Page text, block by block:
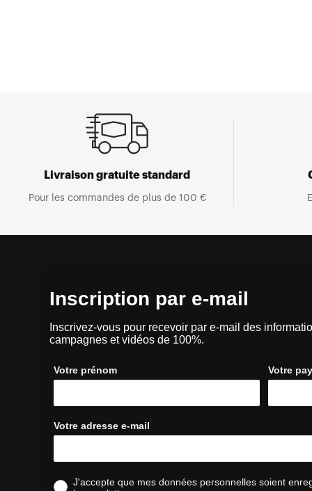
Livraison gratuite standard
Pour les commandes de plus de 100 €
Inscription par e-mail
Inscrivez-vous pour recevoir par e-mail des
campagnes et vidéos de 100%.
Votre prénom Votre
Votre adresse e-mail
J'accepte que mes données personnelles soient